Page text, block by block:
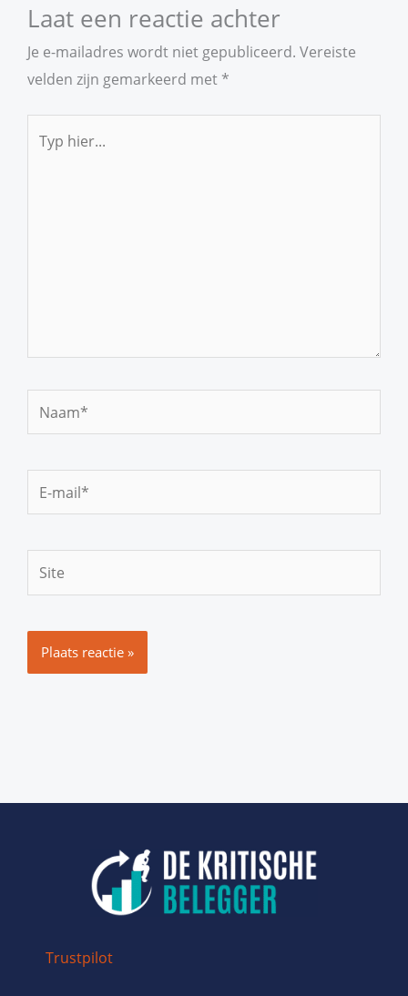
Laat een reactie achter
Je e-mailadres wordt niet gepubliceerd. Vereiste
velden zijn gemarkeerd met *
hier...
mail*
Site
Trustpilot